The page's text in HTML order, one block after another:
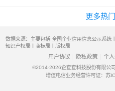
更多热
数据来源：主要包括 全国企业信用信息公示系统
知识产权局丨商标局丨版权局
用户协议 隐私政策 个
©2014-2026企查查科技股份有限公
增值电信业务经营许可证：苏